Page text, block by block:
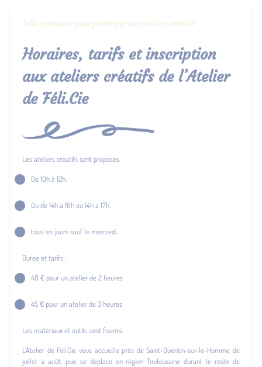
Infos pratiques pour participer aux ateliers créatifs
Horaires, tarifs et inscription
aux ateliers créatifs de l’Atelier
de Féli.Cie
Les ateliers créatifs sont proposés :
De 10h à 12h,
Ou de 14h à 16h ou 14h à 17h,
tous les jours sauf le mercredi.
Durée et tarifs :
40 € pour un atelier de 2 heures
45 € pour un atelier de 3 heures
Les matériaux et outils sont fournis.
L’Atelier de Féli.Cie vous accueille près de Saint-Quentin-sur-le-Homme de
juillet à août, puis se déplace en région Toulousaine durant le reste de